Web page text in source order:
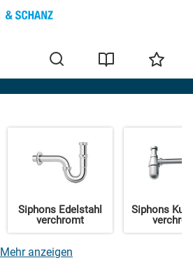
Siphons Edelstahl
verchromt
Siphons
Mehr anzeigen